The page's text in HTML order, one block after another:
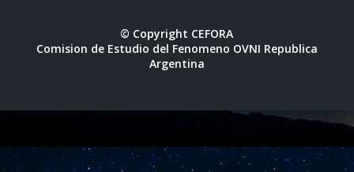
© Copyright CEFORA
Comision de Estudio del Fenomeno OVNI Republica
Argentina